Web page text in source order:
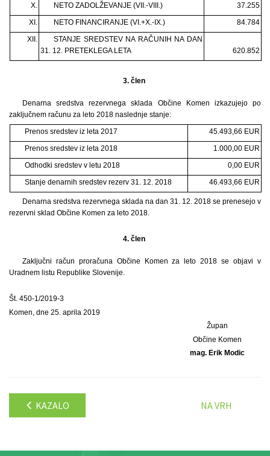
X.
NETO ZADOLŽEVANJE (VII.-VIII.)
37.255
XI.
NETO FINANCIRANJE (VI.+X.-IX.)
84.784
XII.
STANJE SREDSTEV NA RAČUNIH NA DAN
31. 12. PRETEKLEGA LETA
620.852
3. člen
Denarna sredstva rezervnega sklada Občine Komen izkazujejo po
zaključnem računu za leto 2018 naslednje stanje:
Prenos sredstev iz leta 2017
45.493,66 EUR
Prenos sredstev iz leta 2018
1.000,00 EUR
Odhodki sredstev v letu 2018
0,00 EUR
Stanje denarnih sredstev rezerv 31. 12. 2018
46.493,66 EUR
Denarna sredstva rezervnega sklada na dan 31. 12. 2018 se prenesejo v
rezervni sklad Občine Komen za leto 2018.
4. člen
Zaključni račun proračuna Občine Komen za leto 2018 se objavi v
Uradnem listu Republike Slovenije.
Št. 450-1/2019-3
Komen, dne 25. aprila 2019
Župan
Občine Komen
mag. Erik Modic
KAZALO NA VRH